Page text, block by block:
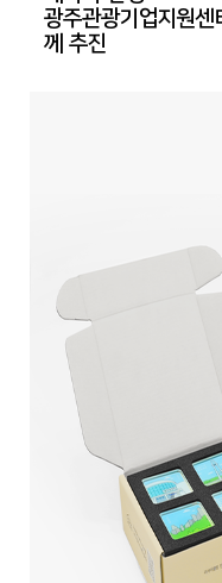
광주관광기업지원
께 추진